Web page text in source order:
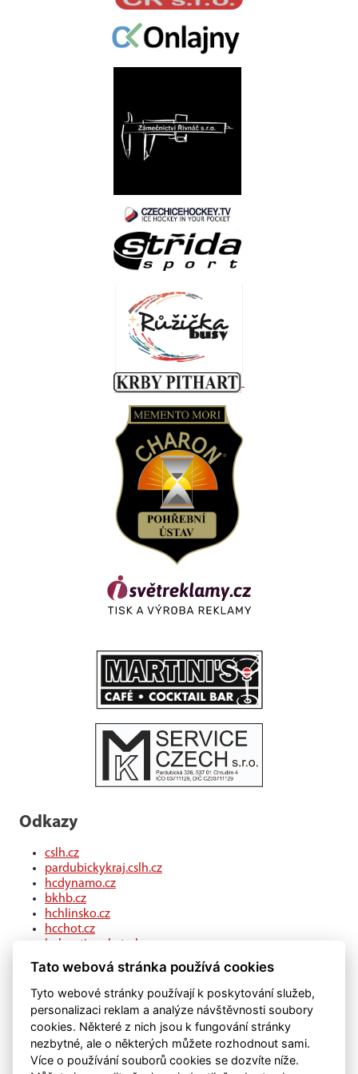
Odkazy
cslh.cz
pardubickykraj.cslh.cz
hcdynamo.cz
bkhb.cz
hchlinsko.cz
hcchot.cz
kohouti-ceskatrebova.cz
hcledec.cz
hclitomysl.cz
hcskutec.cz
hcslovan.com
hcchocen.cz
hcpolicka.com
hcsvetlans.cz
eSports.cz
Tato webová stránka používá cookies
Tyto webové stránky používají k poskytování služeb,
personalizaci reklam a analýze návštěvnosti soubory
cookies. Některé z nich jsou k fungování stránky
nezbytné, ale o některých můžete rozhodnout sami.
Více o používání souborů cookies se dozvíte níže.